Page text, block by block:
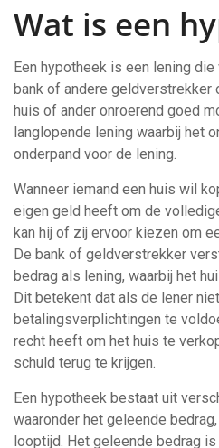
Wat is een
Een hypotheek is een lening
bank of andere geldverstrekker
huis of ander onroerend goed
langlopende lening waarbij het
onderpand voor de lening.
Wanneer iemand een huis wil
eigen geld heeft om de
kan hij of zij ervoor kiezen om
De bank of geldverstrekker
bedrag als lening, waarbij het
Dit betekent dat als de lener
betalingsverplichtingen te
recht heeft om het huis te
schuld terug te krijgen.
Een hypotheek bestaat uit
waaronder het geleende
looptijd. Het geleende bedrag